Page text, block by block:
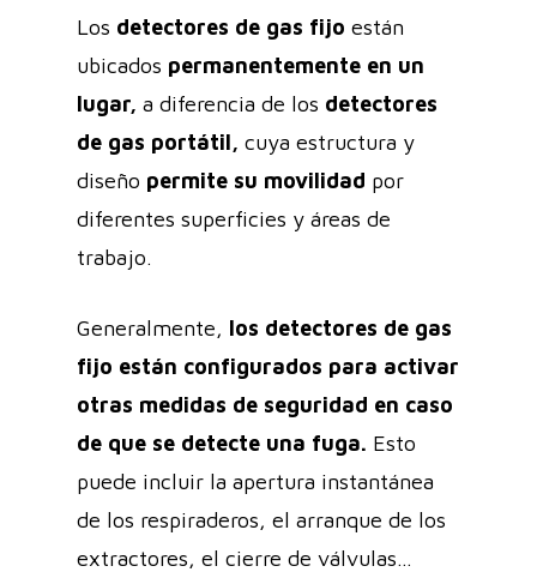
Los detectores de gas fijo están
ubicados permanentemente en un
lugar, a diferencia de los detectores
de gas portátil, cuya estructura y
diseño permite su movilidad por
diferentes superficies y áreas de
trabajo.
Generalmente, los detectores de gas
fijo están configurados para activar
otras medidas de seguridad en caso
de que se detecte una fuga. Esto
puede incluir la apertura instantánea
de los respiraderos, el arranque de los
extractores, el cierre de válvulas…